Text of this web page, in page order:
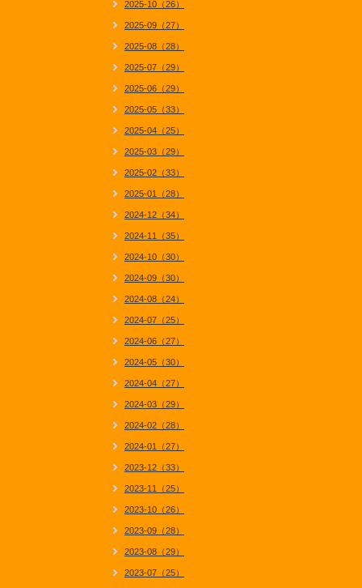
2025-10（26）
2025-09（27）
2025-08（28）
2025-07（29）
2025-06（29）
2025-05（33）
2025-04（25）
2025-03（29）
2025-02（33）
2025-01（28）
2024-12（34）
2024-11（35）
2024-10（30）
2024-09（30）
2024-08（24）
2024-07（25）
2024-06（27）
2024-05（30）
2024-04（27）
2024-03（29）
2024-02（28）
2024-01（27）
2023-12（33）
2023-11（25）
2023-10（26）
2023-09（28）
2023-08（29）
2023-07（25）